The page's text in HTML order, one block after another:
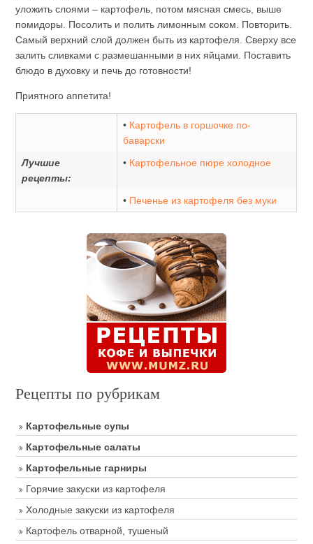
уложить слоями – картофель, потом мясная смесь, выше
помидоры. Посолить и полить лимонным соком. Повторить.
Самый верхний слой должен быть из картофеля. Сверху все
залить сливками с размешанными в них яйцами. Поставить
блюдо в духовку и печь до готовности!
Приятного аппетита!
• Картофель в горшочке по-
баварски
Лучшие
рецепты:
• Картофельное пюре холодное
• Печенье из картофеля без муки
Рецепты по рубрикам
Картофельные супы
Картофельные салаты
Картофельные гарниры
Горячие закуски из картофеля
Холодные закуски из картофеля
Картофель отварной, тушеный